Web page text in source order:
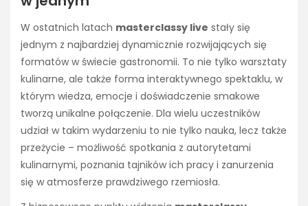
W ostatnich latach masterclassy live stały się
jednym z najbardziej dynamicznie rozwijających się
formatów w świecie gastronomii. To nie tylko warsztaty
kulinarne, ale także forma interaktywnego spektaklu, w
którym wiedza, emocje i doświadczenie smakowe
tworzą unikalne połączenie. Dla wielu uczestników
udział w takim wydarzeniu to nie tylko nauka, lecz także
przeżycie – możliwość spotkania z autorytetami
kulinarnymi, poznania tajników ich pracy i zanurzenia
się w atmosferze prawdziwego rzemiosła.